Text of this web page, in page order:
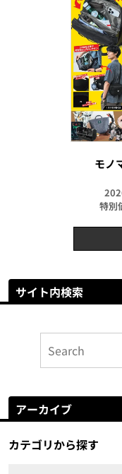
モノ
特別
サイト内検索
アーカイブ
カテゴリから探す